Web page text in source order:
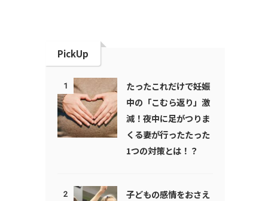
PickUp
1
たったこれだけで妊娠
中の「こむら返り」激
減！夜中に足がつりま
くる妻が行ったたった
1つの対策とは！？
2
子どもの感情をおさえ